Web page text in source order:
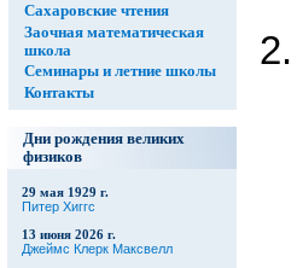
Сахаровские чтения
Заочная математическая
школа
Семинары и летние школы
Контакты
Дни рождения великих
физиков
29 мая 1929 г.
Питер Хиггс
13 июня 2026 г.
Джеймс Клерк Максвелл